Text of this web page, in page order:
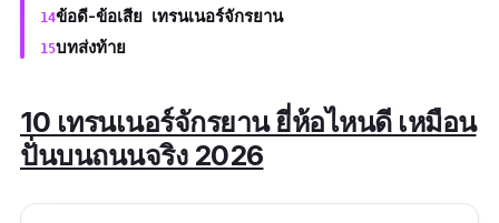
ข้อดี-ข้อเสีย เทรนเนอร์จักรยาน
บทส่งท้าย
10 เทรนเนอร์จักรยาน ยี่ห้อไหนดี เหมือน
ปั่นบนถนนจริง 2026